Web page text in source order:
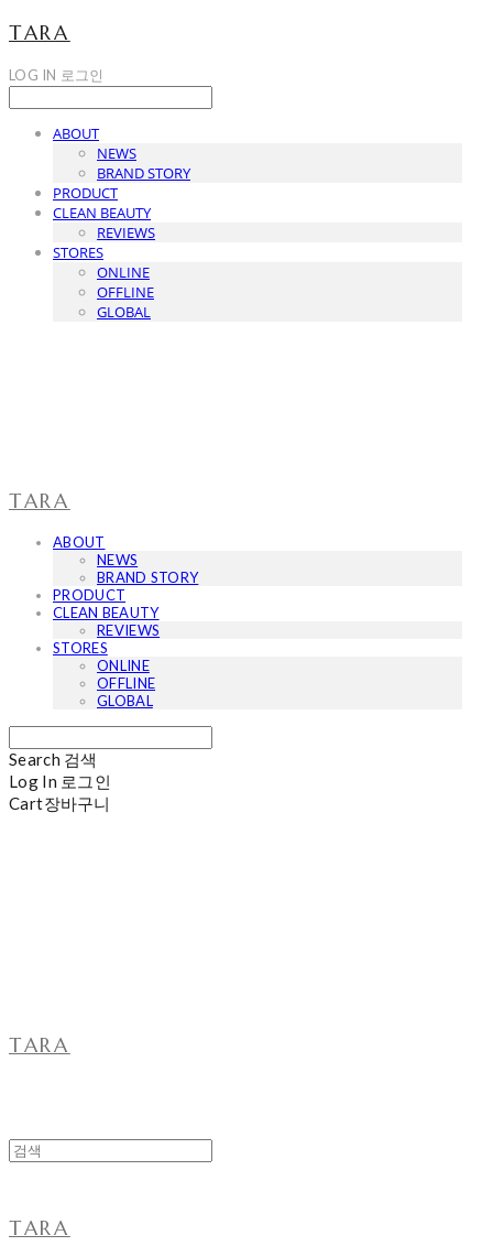
TARA
LOG IN 로그인
ABOUT
NEWS
BRAND STORY
PRODUCT
CLEAN BEAUTY
REVIEWS
STORES
ONLINE
OFFLINE
GLOBAL
TARA
ABOUT
NEWS
BRAND STORY
PRODUCT
CLEAN BEAUTY
REVIEWS
STORES
ONLINE
OFFLINE
GLOBAL
Search 검색
Log In 로그인
Cart장바구니
TARA
TARA